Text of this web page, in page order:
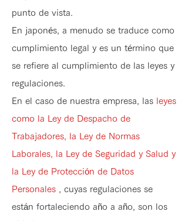
punto de vista.
En japonés, a menudo se traduce como
cumplimiento legal y es un término que
se refiere al cumplimiento de las leyes y
regulaciones.
En el caso de nuestra empresa, las leyes
como la Ley de Despacho de
Trabajadores, la Ley de Normas
Laborales, la Ley de Seguridad y Salud y
la Ley de Protección de Datos
Personales , cuyas regulaciones se
están fortaleciendo año a año, son los